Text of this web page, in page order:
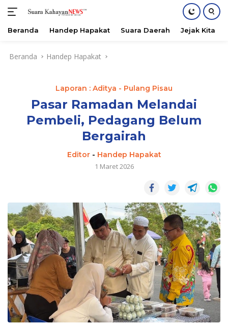
Beranda Handep Hapakat Suara Daerah Jejak Kita
Beranda Handep Hapakat
Laporan : Aditya - Pulang Pisau
Pasar Ramadan Melandai
Pembeli, Pedagang Belum
Bergairah
Editor- Handep Hapakat
1 Maret 2026